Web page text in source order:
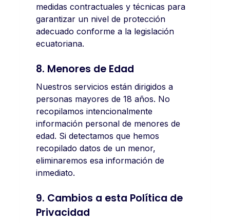
medidas contractuales y técnicas para
garantizar un nivel de protección
adecuado conforme a la legislación
ecuatoriana.
8. Menores de Edad
Nuestros servicios están dirigidos a
personas mayores de 18 años. No
recopilamos intencionalmente
información personal de menores de
edad. Si detectamos que hemos
recopilado datos de un menor,
eliminaremos esa información de
inmediato.
9. Cambios a esta Política de
Privacidad